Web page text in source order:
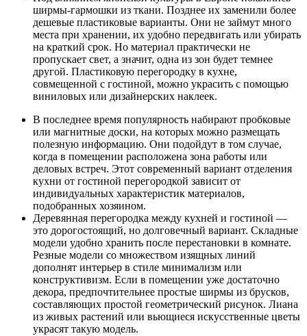
ширмы-гармошки из ткани. Позднее их заменили более
дешевые пластиковые варианты. Они не займут много
места при хранении, их удобно передвигать или убирать
на краткий срок. Но материал практически не
пропускает свет, а значит, одна из зон будет темнее
другой. Пластиковую перегородку в кухне,
совмещенной с гостиной, можно украсить с помощью
виниловых или дизайнерских наклеек.
В последнее время популярность набирают пробковые
или магнитные доски, на которых можно размещать
полезную информацию. Они подойдут в том случае,
когда в помещении расположена зона работы или
деловых встреч. Этот современный вариант отделения
кухни от гостиной перегородкой зависит от
индивидуальных характеристик материалов,
подобранных хозяином.
Деревянная перегородка между кухней и гостиной —
это дорогостоящий, но долговечный вариант. Складные
модели удобно хранить после перестановки в комнате.
Резные модели со множеством изящных линий
дополнят интерьер в стиле минимализм или
конструктивизм. Если в помещении уже достаточно
декора, предпочтительнее простые ширмы из брусков,
составляющих простой геометрический рисунок. Лиана
из живых растений или вьющиеся искусственные цветы
украсят такую модель.